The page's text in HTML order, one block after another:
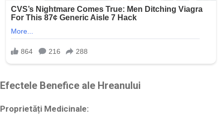
Efectele Benefice ale Hreanului
Proprietăți Medicinale: